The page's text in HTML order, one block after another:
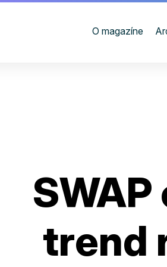
O magazíne
trend